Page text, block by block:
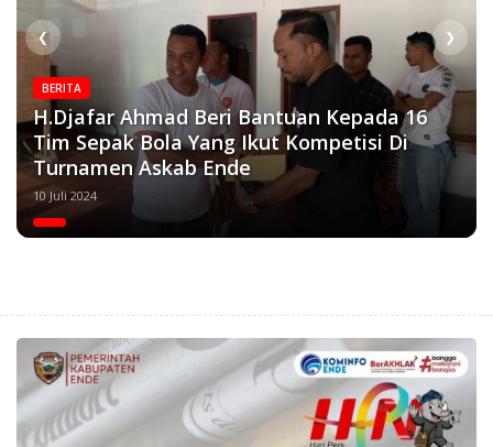
BERITA
H.Djafar Ahmad Beri Bantuan Kepada 16
Tim Sepak Bola Yang Ikut Kompetisi Di
Turnamen Askab Ende
10 Juli 2024
❮ ❯